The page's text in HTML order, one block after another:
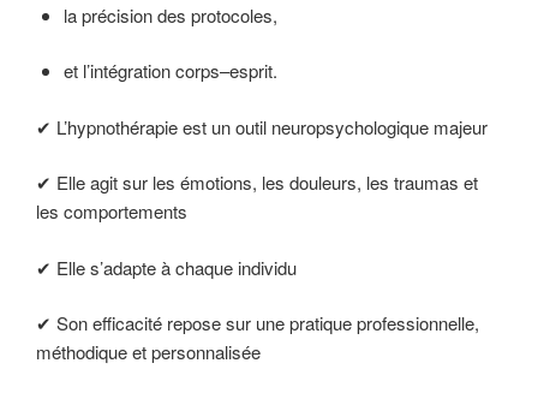
la précision des protocoles,
et l’intégration corps–esprit.
✔ L’hypnothérapie est un outil neuropsychologique majeur
✔ Elle agit sur les émotions, les douleurs, les traumas et
les comportements
✔ Elle s’adapte à chaque individu
✔ Son efficacité repose sur une pratique professionnelle,
méthodique et personnalisée